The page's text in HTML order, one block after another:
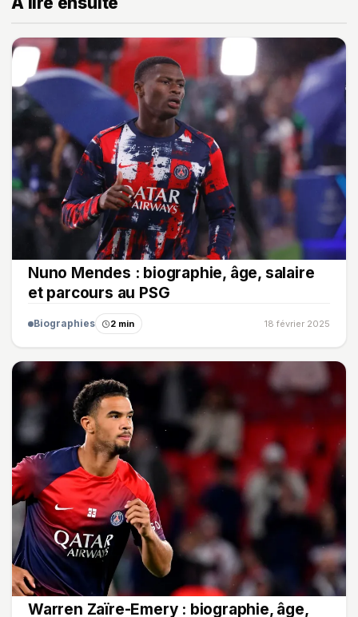
Nuno Mendes : biographie, âge, salaire
et parcours au PSG
Biographies 2 min 18 février 2025
Warren Zaïre-Emery : biographie, âge,